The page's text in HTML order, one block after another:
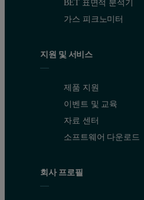
BET 표면적 분석기
가스 피크노미터
지원 및 서비스
제품 지원
이벤트 및 교육
자료 센터
소프트웨어 다운로드
회사 프로필